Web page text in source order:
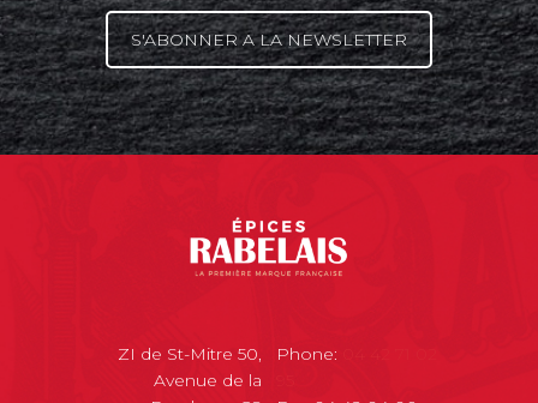
S'ABONNER A LA NEWSLETTER
Phone:
ZI de St-Mitre 50,
Avenue de la